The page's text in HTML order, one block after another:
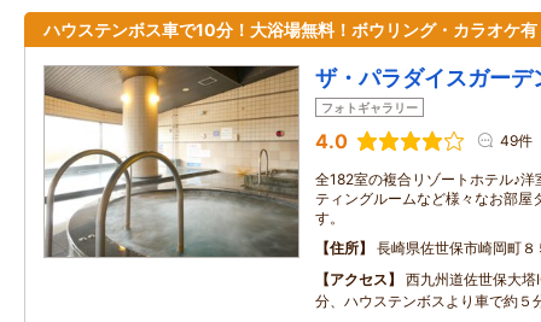
ハウステンボス車で10分！大浴場無料！ボウリング・カラオケ有
ザ・パラダイスガーデ
フォトギャラリー
4.0 49件
全182室の複合リゾートホテル♪洋
ティングルームなど様々なお部屋
す。
住所
長崎県佐世保市崎岡町８
アクセス
西九州道佐世保大
分、ハウステンボスより車で約５